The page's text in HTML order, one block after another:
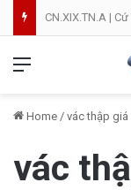
CN.XIX.TN.A | Cứ
Home / vác thập giá
vác